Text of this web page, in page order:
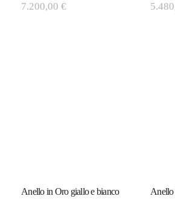
7.200,00 €
Anello in Oro giallo e bianco
Anello